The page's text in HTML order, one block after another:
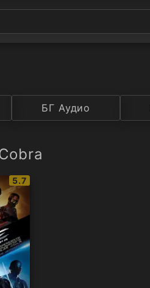
БГ Аудио
IMDb
рейтинг:
5.7